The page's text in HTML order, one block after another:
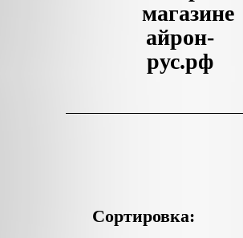
магазине
айрон-
рус.рф
Сортировка: